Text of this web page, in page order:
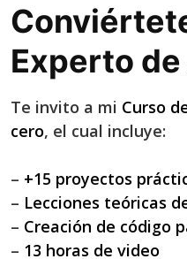
Experto
Te invito a mi Curso
cero, el cual incluye:
– +15 proyectos
– Lecciones teóricas
– Creación de código
– 13 horas de video